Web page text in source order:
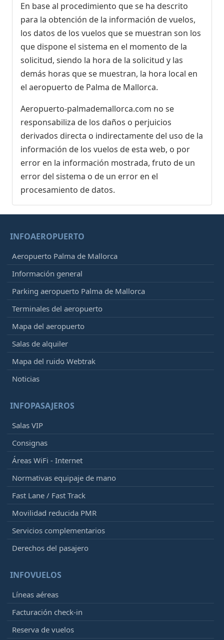
En base al procedimiento que se ha descrito
para la obtención de la información de vuelos,
los datos de los vuelos que se muestran son los
que dispone el sistema en el momento de la
solicitud, siendo la hora de la solicitud y las
demás horas que se muestran, la hora local en
el aeropuerto de Palma de Mallorca.
Aeropuerto-palmademallorca.com no se
responsabiliza de los daños o perjuicios
derivados directa o indirectamente del uso de la
información de los vuelos de esta web, o por
error en la información mostrada, fruto de un
error del sistema o de un error en el
procesamiento de datos.
INFOAEROPUERTO
Aeropuerto Palma de Mallorca
Información general
Parking aeropuerto Palma de Mallorca
Terminales del aeropuerto
Mapa del aeropuerto
Salas de alquiler
Mapa del ruido Webtrak
Noticias
INFOPASAJEROS
Salas VIP
Consignas
Áreas WiFi - Internet
Normativas equipaje de mano
Fast Lane / Fast Track
Movilidad reducida PMR
Servicios complementarios
Derechos del pasajero
INFOVUELOS
Líneas aéreas
Facturación check-in
Reserva de vuelos